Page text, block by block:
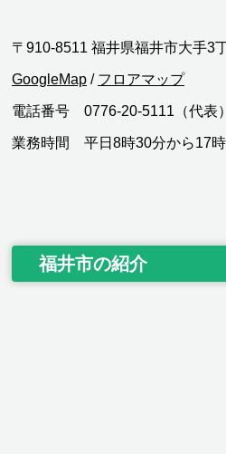
〒910-8511 福井県福井市大手3
GoogleMap / フロアマップ
電話番号 0776-20-5111（代表）
業務時間 平日8時30分から17
福井市の紹介